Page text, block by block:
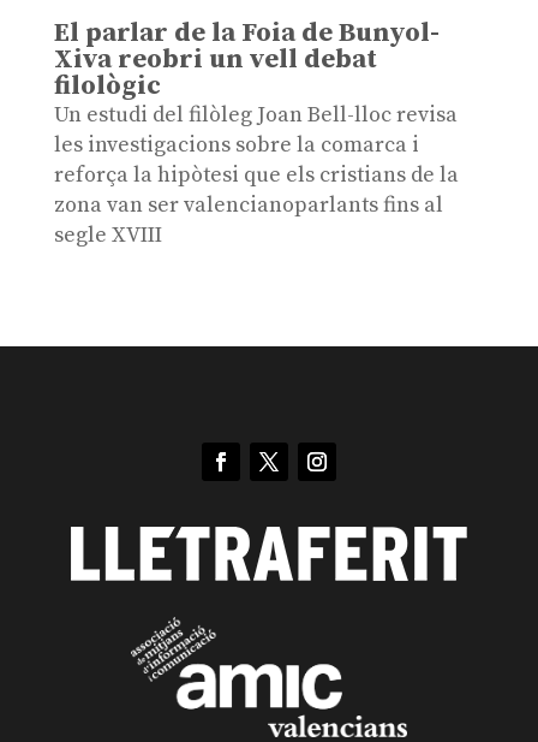
El parlar de la Foia de Bunyol-
Xiva reobri un vell debat
filològic
Un estudi del filòleg Joan Bell-lloc revisa
les investigacions sobre la comarca i
reforça la hipòtesi que els cristians de la
zona van ser valencianoparlants fins al
segle XVIII